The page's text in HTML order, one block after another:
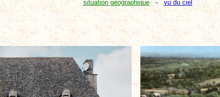
situation géographique -vu du ciel